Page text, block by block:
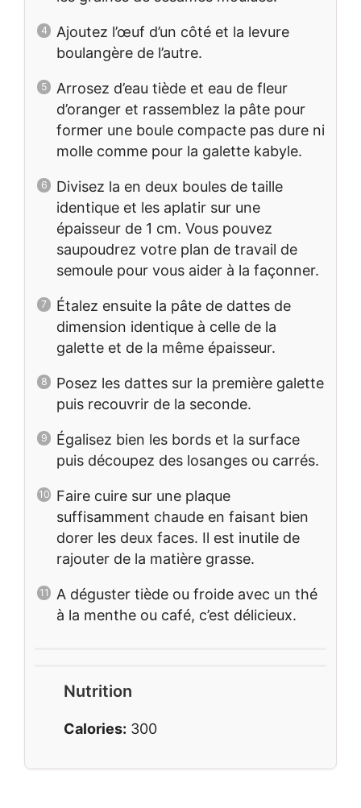
Ajoutez l’œuf d’un côté et la levure
boulangère de l’autre.
Arrosez d’eau tiède et eau de fleur
d’oranger et rassemblez la pâte pour
former une boule compacte pas dure ni
molle comme pour la galette kabyle.
Divisez la en deux boules de taille
identique et les aplatir sur une
épaisseur de 1 cm. Vous pouvez
saupoudrez votre plan de travail de
semoule pour vous aider à la façonner.
Étalez ensuite la pâte de dattes de
dimension identique à celle de la
galette et de la même épaisseur.
Posez les dattes sur la première galette
puis recouvrir de la seconde.
Égalisez bien les bords et la surface
puis découpez des losanges ou carrés.
Faire cuire sur une plaque
suffisamment chaude en faisant bien
dorer les deux faces. Il est inutile de
rajouter de la matière grasse.
A déguster tiède ou froide avec un thé
à la menthe ou café, c’est délicieux.
Nutrition
Calories: 300